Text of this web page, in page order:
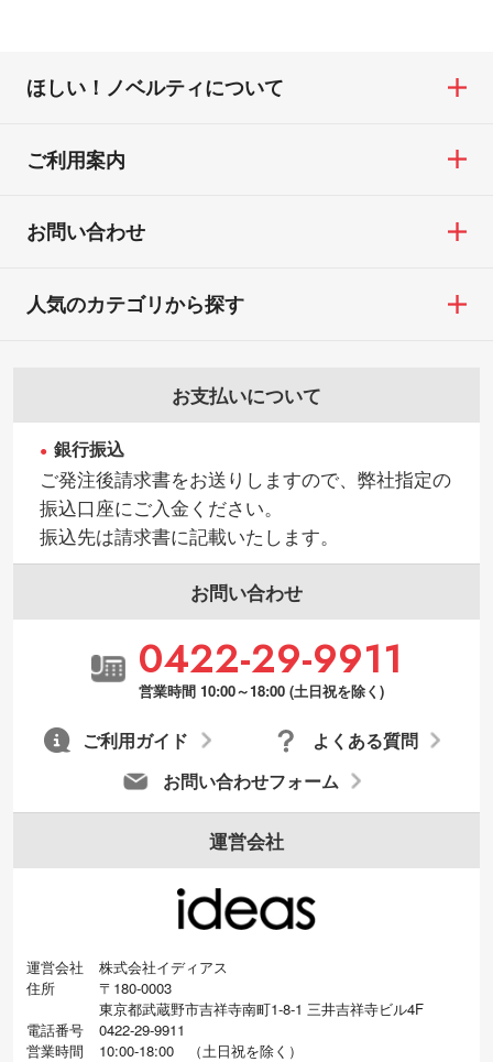
ほしい！ノベルティについて
ご利用案内
お問い合わせ
お支払いについて
銀行振込
ご発注後請求書をお送りしますので、弊社指定の
振込口座にご入金ください。
振込先は請求書に記載いたします。
お問い合わせ
0422-29-9911
営業時間 10:00～18:00 (土日祝を除く)
お問い合わせフォーム
よくある質問
ご利用ガイド
運営会社
運営会社
株式会社イディアス
住所
〒180-0003
東京都武蔵野市吉祥寺南町1-8-1 三井吉祥寺ビル4F
電話番号
0422-29-9911
営業時間
10:00-18:00 （土日祝を除く）
人気のカテゴリから探す